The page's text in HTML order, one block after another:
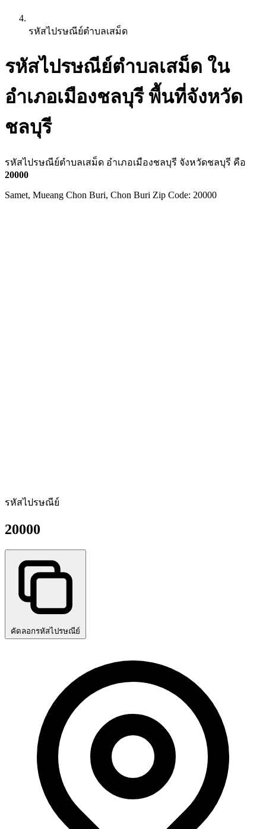
รหัสไปรษณีย์ตำบลเสม็ด
รหัสไปรษณีย์ตำบลเสม็ด ใน
อำเภอเมืองชลบุรี พื้นที่จังหวัด
ชลบุรี
รหัสไปรษณีย์ตำบลเสม็ด อำเภอเมืองชลบุรี จังหวัดชลบุรี คือ
20000
Samet, Mueang Chon Buri, Chon Buri Zip Code: 20000
รหัสไปรษณีย์
20000
คัดลอกรหัสไปรษณีย์